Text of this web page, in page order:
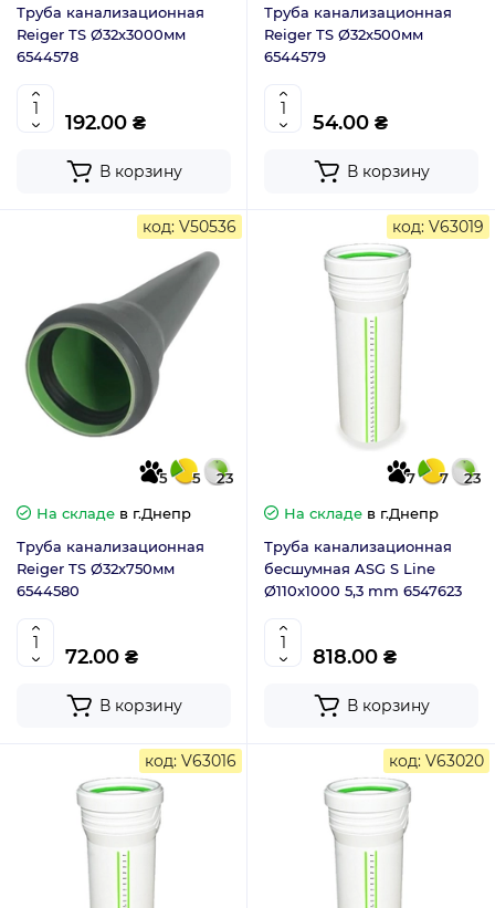
Труба канализационная
Reiger TS Ø32х3000мм
6544578
192.00 ₴
В корзину
Труба канализационная
Reiger TS Ø32х500мм
6544579
54.00 ₴
В корзину
код: V50536
5 5
23
На складе в г.Днепр
Труба канализационная
Reiger TS Ø32х750мм
6544580
72.00 ₴
В корзину
код: V63019
7 7
23
На складе в г.Днепр
Труба канализационная
бесшумная ASG S Line
Ø110x1000 5,3 mm 6547623
818.00 ₴
В корзину
код: V63016 код: V63020